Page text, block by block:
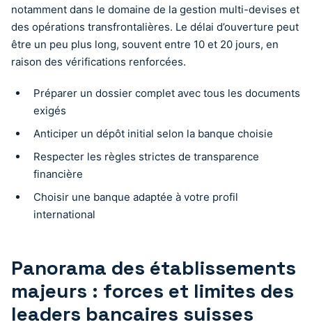
notamment dans le domaine de la gestion multi-devises et
des opérations transfrontalières. Le délai d’ouverture peut
être un peu plus long, souvent entre 10 et 20 jours, en
raison des vérifications renforcées.
Préparer un dossier complet avec tous les documents
exigés
Anticiper un dépôt initial selon la banque choisie
Respecter les règles strictes de transparence
financière
Choisir une banque adaptée à votre profil
international
Panorama des établissements
majeurs : forces et limites des
leaders bancaires suisses